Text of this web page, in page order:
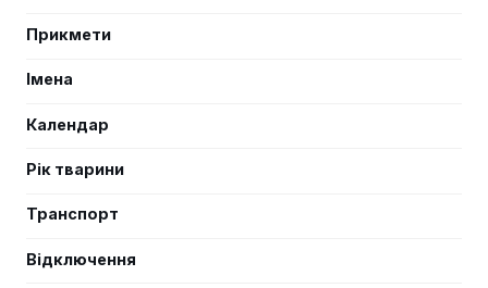
Прикмети
Імена
Календар
Рік тварини
Транспорт
Відключення